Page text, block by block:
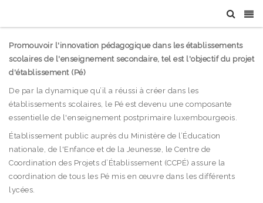
Promouvoir l'innovation pédagogique dans les établissements
scolaires de l'enseignement secondaire, tel est l'objectif du projet
d'établissement (Pé)
De par la dynamique qu’il a réussi à créer dans les
établissements scolaires, le Pé est devenu une composante
essentielle de l'enseignement postprimaire luxembourgeois.
Établissement public auprès du Ministère de l’Éducation
nationale, de l'Enfance et de la Jeunesse, le Centre de
Coordination des Projets d’Établissement (CCPÉ) assure la
coordination de tous les Pé mis en œuvre dans les différents
lycées.